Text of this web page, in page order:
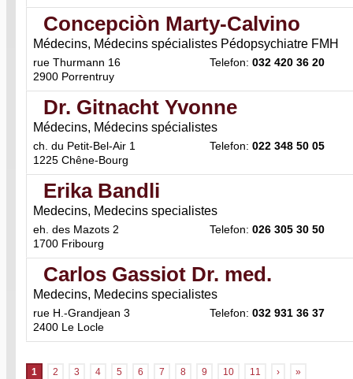
Concepciòn Marty-Calvino
Médecins, Médecins spécialistes Pédopsychiatre FMH
rue Thurmann 16
2900 Porrentruy
Telefon: 032 420 36 20
Dr. Gitnacht Yvonne
Médecins, Médecins spécialistes
ch. du Petit-Bel-Air 1
1225 Chêne-Bourg
Telefon: 022 348 50 05
Erika Bandli
Medecins, Medecins specialistes
eh. des Mazots 2
1700 Fribourg
Telefon: 026 305 30 50
Carlos Gassiot Dr. med.
Medecins, Medecins specialistes
rue H.-Grandjean 3
2400 Le Locle
Telefon: 032 931 36 37
1 2 3 4 5 6 7 8 9 10 11 › »